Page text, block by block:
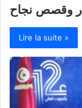
وقصص نجاح
Lire la suite »